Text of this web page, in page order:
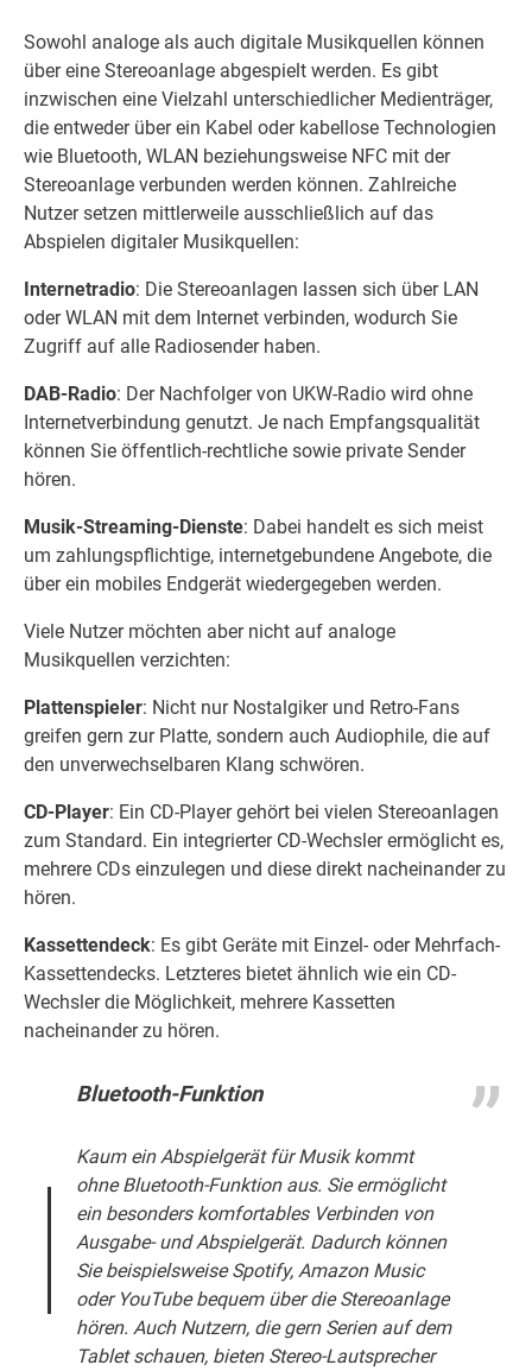
Sowohl analoge als auch digitale Musikquellen können
über eine Stereoanlage abgespielt werden. Es gibt
inzwischen eine Vielzahl unterschiedlicher Medienträger,
die entweder über ein Kabel oder kabellose Technologien
wie Bluetooth, WLAN beziehungsweise NFC mit der
Stereoanlage verbunden werden können. Zahlreiche
Nutzer setzen mittlerweile ausschließlich auf das
Abspielen digitaler Musikquellen:
Internetradio: Die Stereoanlagen lassen sich über LAN
oder WLAN mit dem Internet verbinden, wodurch Sie
Zugriff auf alle Radiosender haben.
DAB-Radio: Der Nachfolger von UKW-Radio wird ohne
Internetverbindung genutzt. Je nach Empfangsqualität
können Sie öffentlich-rechtliche sowie private Sender
hören.
Musik-Streaming-Dienste: Dabei handelt es sich meist
um zahlungspflichtige, internetgebundene Angebote, die
über ein mobiles Endgerät wiedergegeben werden.
Viele Nutzer möchten aber nicht auf analoge
Musikquellen verzichten:
Plattenspieler: Nicht nur Nostalgiker und Retro-Fans
greifen gern zur Platte, sondern auch Audiophile, die auf
den unverwechselbaren Klang schwören.
CD-Player: Ein CD-Player gehört bei vielen Stereoanlagen
zum Standard. Ein integrierter CD-Wechsler ermöglicht es,
mehrere CDs einzulegen und diese direkt nacheinander zu
hören.
Kassettendeck: Es gibt Geräte mit Einzel- oder Mehrfach-
Kassettendecks. Letzteres bietet ähnlich wie ein CD-
Wechsler die Möglichkeit, mehrere Kassetten
nacheinander zu hören.
Bluetooth-Funktion
Kaum ein Abspielgerät für Musik kommt
ohne Bluetooth-Funktion aus. Sie ermöglicht
ein besonders komfortables Verbinden von
Ausgabe- und Abspielgerät. Dadurch können
Sie beispielsweiseSpotify,Amazon Music
oder YouTubebequem über die Stereoanlage
hören. Auch Nutzern, die gern Serien auf dem
Tablet schauen, bieten Stereo-Lautsprecher